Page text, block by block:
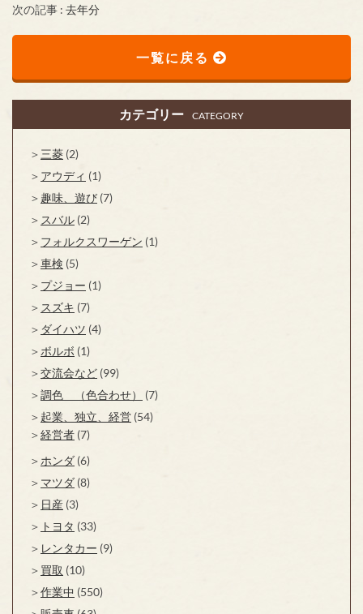
次の記事 : 去年分
一覧に戻る
カテゴリー CATEGORY
三菱 (2)
アウディ (1)
趣味、遊び (7)
スバル (2)
フォルクスワーゲン (1)
車検 (5)
プジョー (1)
スズキ (7)
ダイハツ (4)
ボルボ (1)
交流会など (99)
調色 （色合わせ）
(7)
起業、独立、経営 (54)
経営者 (7)
ホンダ (6)
マツダ (8)
日産 (3)
トヨタ (33)
レンタカー (9)
買取 (10)
作業中 (550)